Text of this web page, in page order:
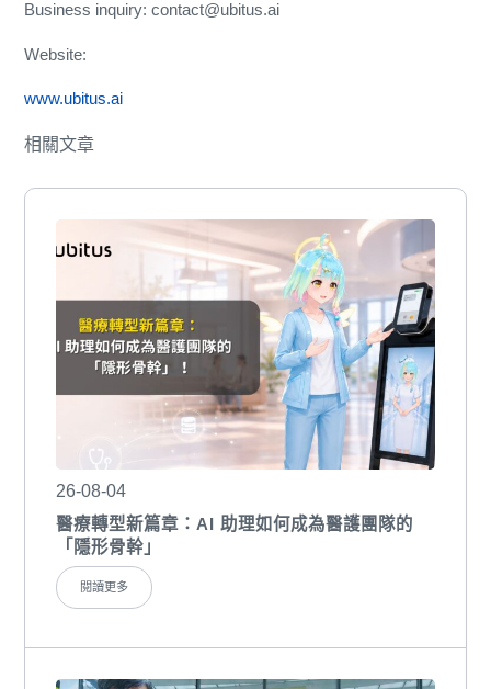
Business inquiry: contact@ubitus.ai
Website:
www.ubitus.ai
相關文章
26-08-04
醫療轉型新篇章：AI 助理如何成為醫護團隊的
「隱形骨幹」
閱讀更多